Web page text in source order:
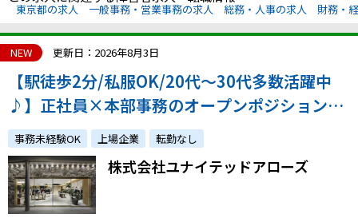
東京都の求人 一般事務・営業事務の求人 総務・人事の求人 財務・
NEW 更新日：2026年8月3日
【駅徒歩2分/私服OK/20代～30代多数活躍中
♪】正社員×本部事務のオープンポジション！
ファッション好き必見！atGP採用実績も多数あ
り！
事務未経験OK 上場企業 転勤なし
株式会社ユナイテッドアローズ